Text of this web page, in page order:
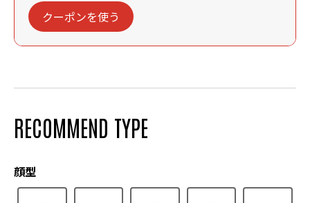
クーポンを使う
RECOMMEND TYPE
顔型